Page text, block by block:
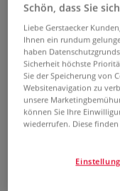
Format
12,96 €
Schön, dass Sie
Liebe Gerstaecker
Ihnen ein rundum
haben
Sicherheit höchste
Sie der Speicherung von
Websitenavigation zu
unsere
können Sie Ihre
wiederrufen. Diese